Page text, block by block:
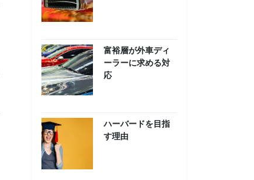
富裕層が外車ディ
ーラーに求める対
応
ハーバードを目指
す理由